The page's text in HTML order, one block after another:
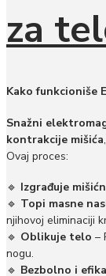
za
Kako funkcioniše
Snažni
kontrakcije mišića
Ovaj proces:
🔹 Izgrađuje
🔹 Topi masne
njihovoj eliminaciji
🔹 Oblikuje telo –
nogu.
🔹 Bezbolno i